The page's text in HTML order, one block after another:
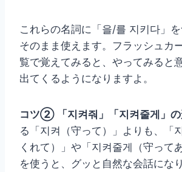
これらの名詞に「을/를 지키다」
そのまま使えます。フラッシュカ
覧で覚えてみると、やってみると
出てくるようになりますよ。
コツ② 「지켜줘」「지켜줄게」の
る「지켜（守って）」よりも、「
くれて）」や「지켜줄게（守って
を使うと、グッと自然な会話にな